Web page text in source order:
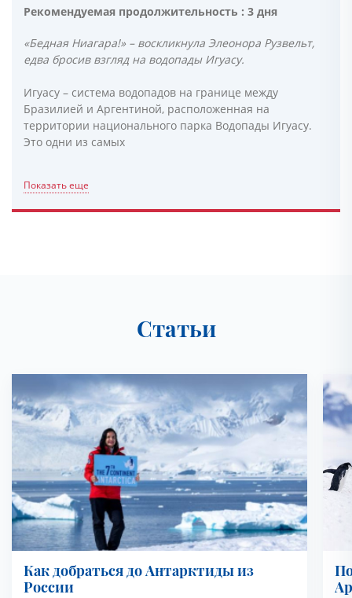
Рекомендуемая продолжительность : 3 дня
«Бедная Ниагара!» – воскликнула Элеонора Рузвельт,
едва бросив взгляд на водопады Игуасу.
Игуасу – система водопадов на границе между
Бразилией и Аргентиной, расположенная на
территории национального парка Водопады Игуасу.
Это одни из самых
Показать еще
Статьи
Как добраться до Антарктиды из
России